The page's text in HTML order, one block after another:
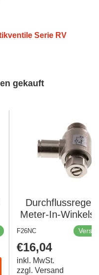
Serie RV
gekauft
Meter-In-
mm - G1/4''
F26NC
Regulärer
Preis
€16,04
inkl. MwSt.
zzgl. Versand